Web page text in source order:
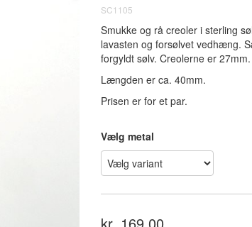
SC1105
Smukke og rå creoler i sterling
lavasten og forsølvet vedhæng.
forgyldt sølv. Creolerne er 27mm.
Længden er ca. 40mm.
Prisen er for et par.
Vælg metal